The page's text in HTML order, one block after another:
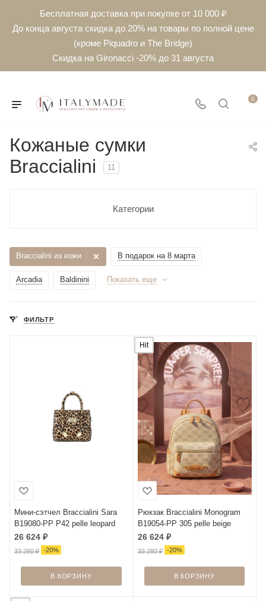
Бесплатная доставка при покупке от 10 000 ₽
До конца августа скидка до 20% на товары по полной цене
(кроме Piquadro и The Bridge)
Скидка на Gironacci -20% до 31 августа
0
Кожаные сумки
Braccialini
11
Категории
В подарок на 8 марта
Arcadia Baldinini
Braccialini из кожи
Показать еще
ФИЛЬТР
Мини-сэтчел Braccialini Sara
B19080-PP P42 pelle leopard
26 624 ₽
33 280₽ -20%
В КОРЗИНУ
Hit
Рюкзак Braccialini Monogram
B19054-PP 305 pelle beige
26 624₽
33 280₽ -20%
В КОРЗИНУ